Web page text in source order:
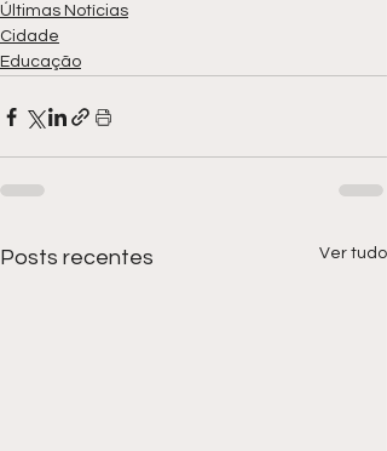
Últimas Notícias
Cidade
Educação
Posts recentes Ver tudo